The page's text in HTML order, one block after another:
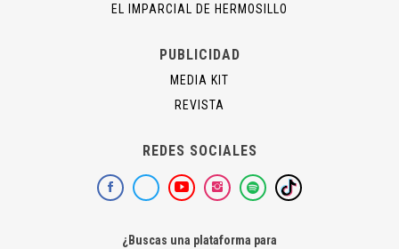
EL IMPARCIAL DE HERMOSILLO
PUBLICIDAD
MEDIA KIT
REVISTA
REDES SOCIALES
¿Buscas una plataforma para